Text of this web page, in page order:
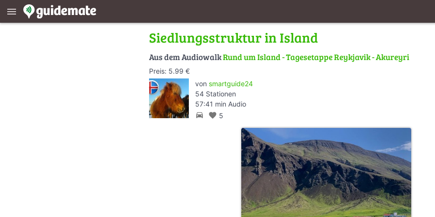
menu
Siedlungsstruktur in Island
Aus dem AudiowalkRund um Island - Tagesetappe Reykjavik - Akureyri
Preis: 5.99 €
von smartguide24
54 Stationen
57:41 min Audio
directions_car favorite 5